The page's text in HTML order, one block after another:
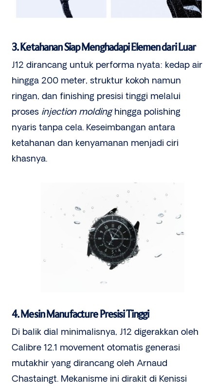
3. Ketahanan Siap Menghadapi Elemen dari Luar
J12 dirancang untuk performa nyata: kedap air
hingga 200 meter, struktur kokoh namun
ringan, dan finishing presisi tinggi melalui
proses injection moldinghingga polishing
nyaris tanpa cela. Keseimbangan antara
ketahanan dan kenyamanan menjadi ciri
khasnya.
4. Mesin Manufacture Presisi Tinggi
Di balik dial minimalisnya, J12 digerakkan oleh
Calibre 12.1 movement otomatis generasi
mutakhir yang dirancang oleh Arnaud
Chastaingt. Mekanisme ini dirakit di Kenissi